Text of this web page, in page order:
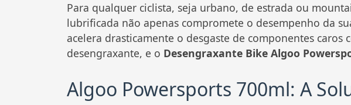
Para qualquer ciclista, seja urbano, de estrada ou
lubrificada não apenas compromete o desempenho da
acelera drasticamente o desgaste de componentes
desengraxante, e o Desengraxante Bike Algoo
Algoo Powersports 700ml: A